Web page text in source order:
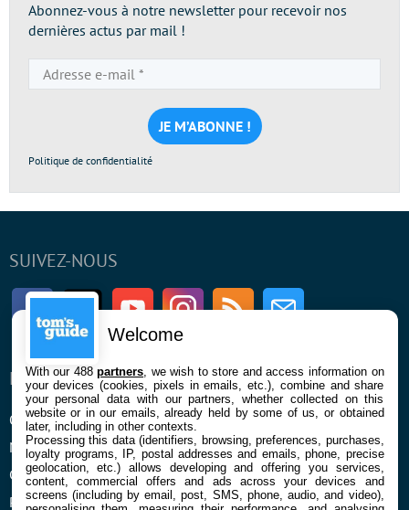
Abonnez-vous à notre newsletter pour recevoir nos
dernières actus par mail !
e-
mail
*
Politique de confidentialité
SUIVEZ-NOUS
FacebookTwitter Youtube InstagramRSS Newsletter
ENTREPRISE
Qui sommes nous
Mentions légales et CGU
Confidentialité et Cookies
Préférences cookies
À PROPOS
La rédaction
Contact
Welcome
With our 488partners , we wish to store and access information on
your devices (cookies, pixels in emails, etc.), combine and share
your personal data with our partners, whether collected on this
website or in our emails, already held by some of us, or obtained
later, including in other contexts.
Processing this data (identifiers, browsing, preferences, purchases,
loyalty programs, IP, postal addresses and emails, phone, precise
geolocation, etc.) allows developing and offering you services,
content, commercial offers and ads across your devices and
screens (including by email, post, SMS, phone, audio, and video),